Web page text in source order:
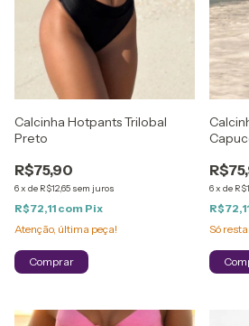
Calcinha Hotpants Trilobal
Preto
R$75,90
6x de R$12,65 sem juros
R$72,11 com Pix
Atenção, última peça!
Comprar
6x de
Só